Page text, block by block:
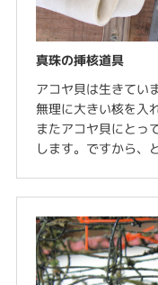
真珠の挿核道具
アコヤ貝は生きてい
無理に大きい核を入
またアコヤ貝にとっ
します。ですから、